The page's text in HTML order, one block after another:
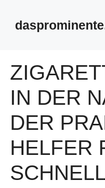
content
IN DER
DER
HELFER